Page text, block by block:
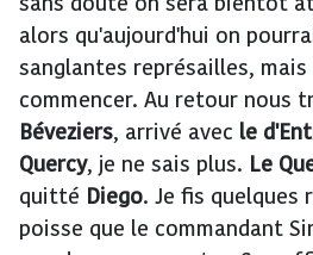
alors qu'aujourd'hui on
sanglantes représailles,
commencer. Au retour nous
Béveziers, arrivé avec le
Quercy, je ne sais plus. Le
quitté Diego. Je fis
poisse que le commandant